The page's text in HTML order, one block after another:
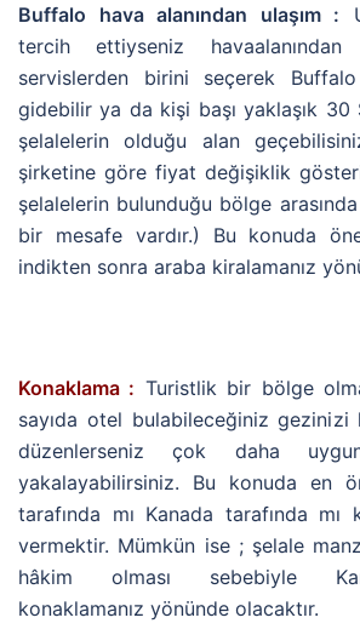
Buffalo hava alanından ulaşım :
tercih ettiyseniz
servislerden birini seçerek
gidebilir ya da kişi başı yaklaşık
şelalelerin olduğu alan
şirketine göre fiyat değişiklik
şelalelerin bulunduğu bölge
bir mesafe vardır.) Bu konuda
indikten sonra araba kiralamanız
Konaklama : Turistlik bir bölge
sayıda otel bulabileceğiniz
düzenlerseniz çok daha
yakalayabilirsiniz. Bu konuda en
tarafında mı Kanada tarafında mı
vermektir. Mümkün ise ; şelale
hâkim olması sebebiyle
konaklamanız yönünde olacaktır.